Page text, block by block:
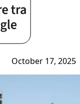
October 17, 2025